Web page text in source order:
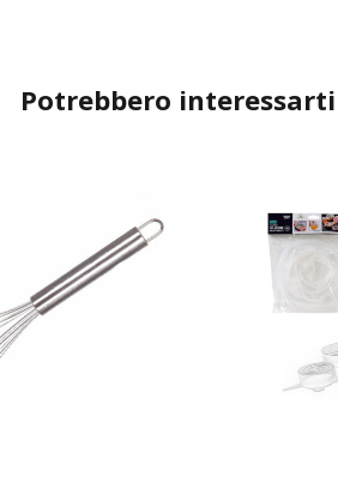
Potrebbero